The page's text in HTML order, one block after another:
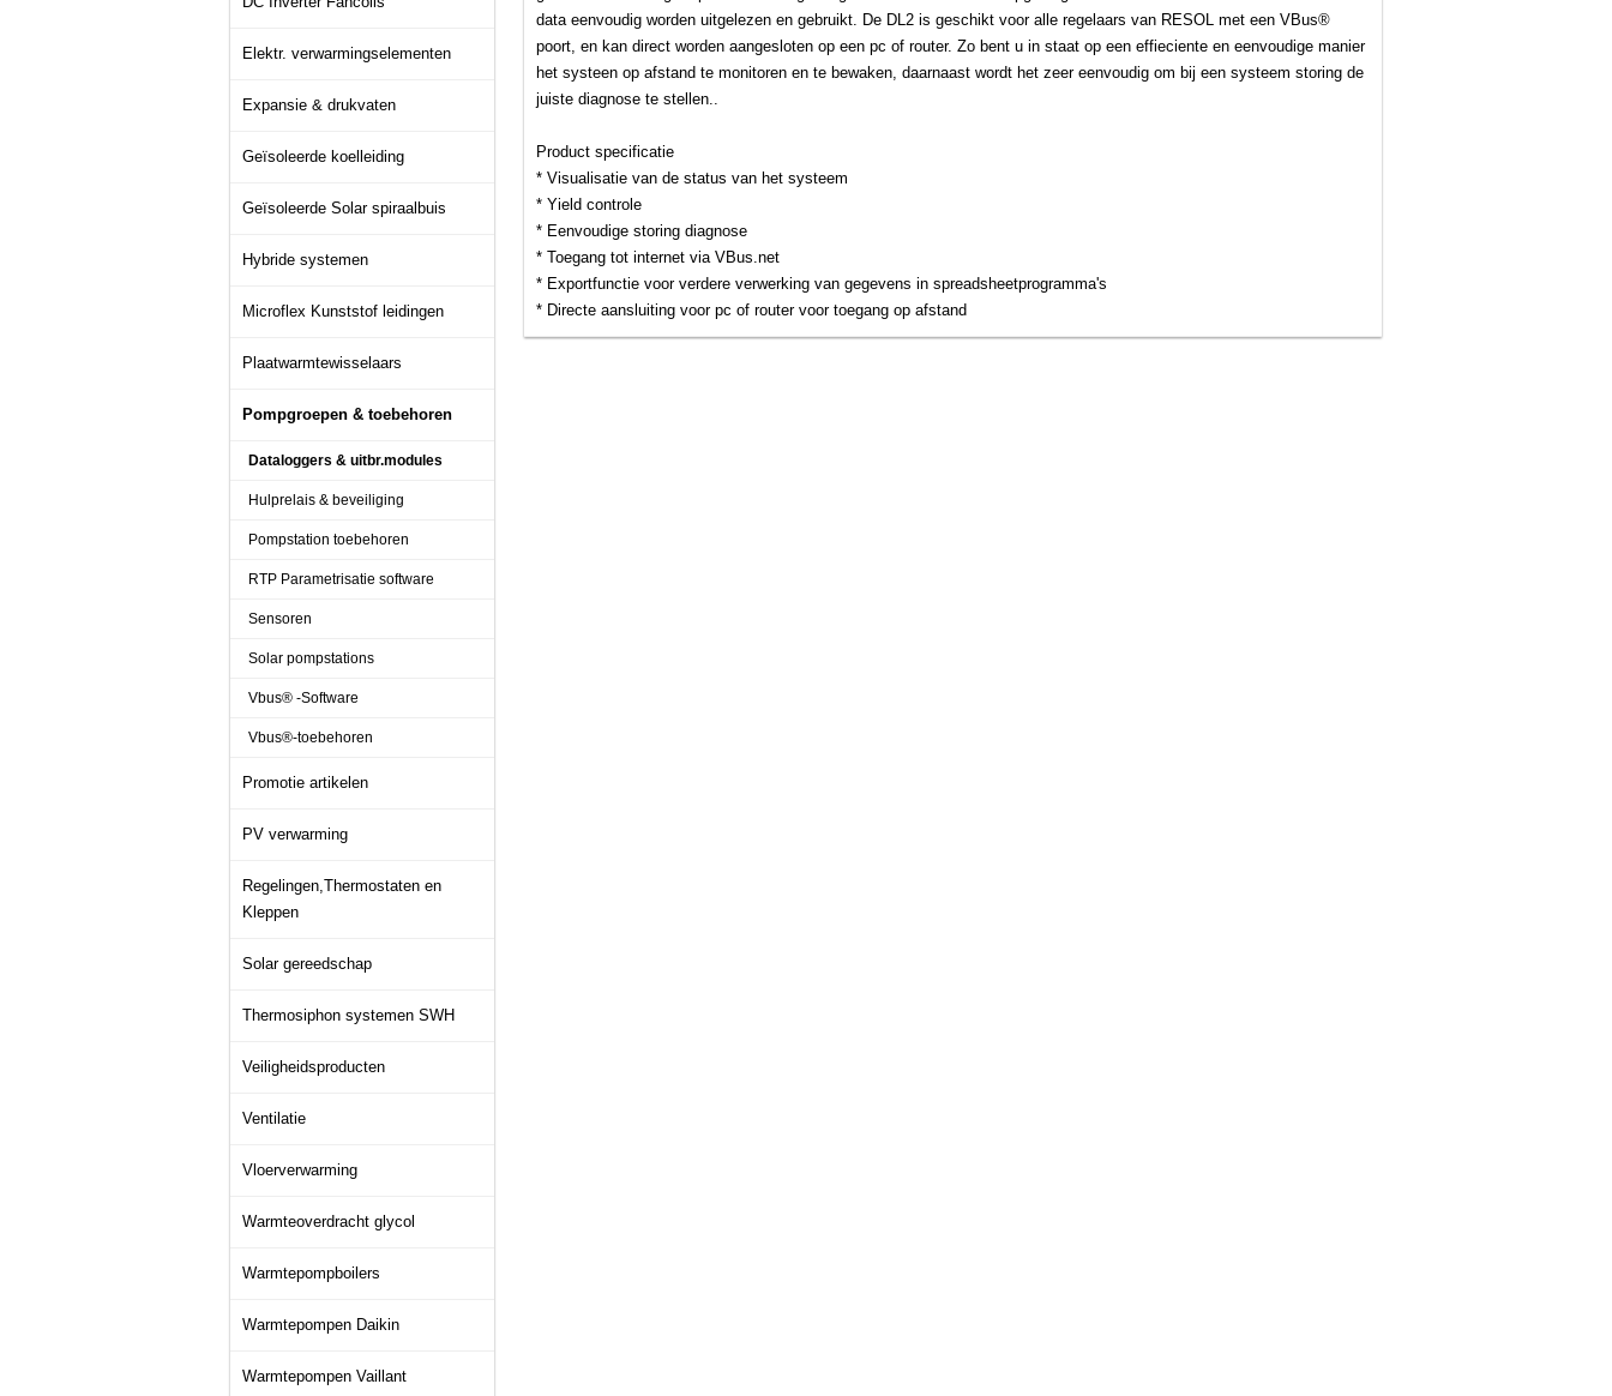
Elektr. verwarmingselementen
Expansie & drukvaten
Geïsoleerde koelleiding
Geïsoleerde Solar spiraalbuis
Hybride systemen
Microflex Kunststof leidingen
Plaatwarmtewisselaars
Pompgroepen & toebehoren
Dataloggers & uitbr.modules
Hulprelais & beveiliging
Pompstation toebehoren
RTP Parametrisatie software
Sensoren
Solar pompstations
Vbus® -Software
Vbus®-toebehoren
Promotie artikelen
PV verwarming
Regelingen,Thermostaten en
Kleppen
Solar gereedschap
Thermosiphon systemen SWH
Veiligheidsproducten
Ventilatie
Vloerverwarming
Warmteoverdracht glycol
Warmtepompboilers
Warmtepompen Daikin
Warmtepompen Vaillant
data eenvoudig worden uitgelezen en gebruikt. De DL2 is geschikt voor alle regelaars van RESOL met een VBus®
poort, en kan direct worden aangesloten op een pc of router. Zo bent u in staat op een effieciente en eenvoudige manier
het systeen op afstand te monitoren en te bewaken, daarnaast wordt het zeer eenvoudig om bij een systeem storing de
juiste diagnose te stellen..
Product specificatie
* Visualisatie van de status van het systeem
* Yield controle
* Eenvoudige storing diagnose
* Toegang tot internet via VBus.net
* Exportfunctie voor verdere verwerking van gegevens in spreadsheetprogramma's
* Directe aansluiting voor pc of router voor toegang op afstand